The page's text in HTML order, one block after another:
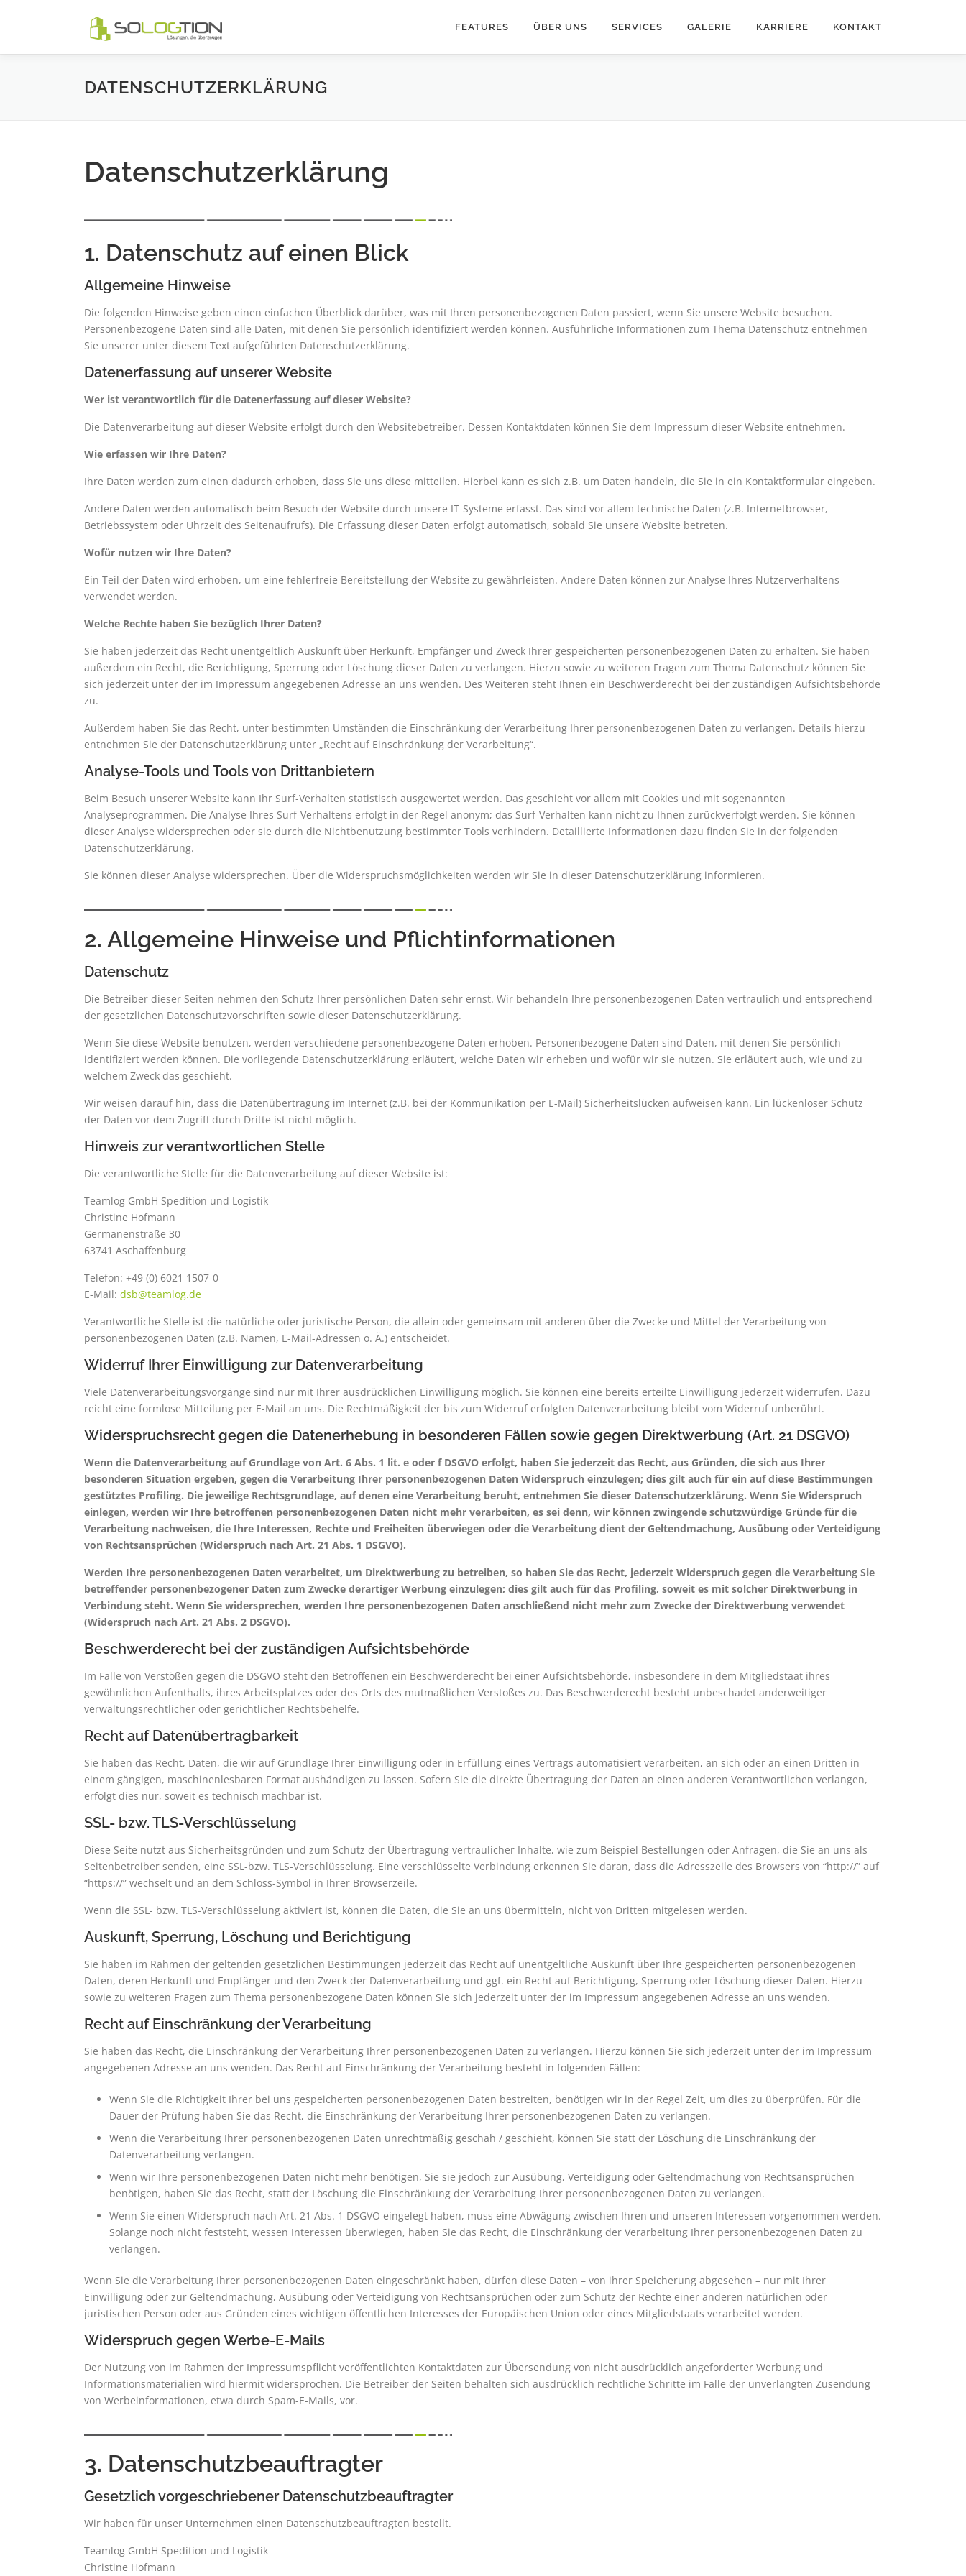
FEATURES ÜBER UNS SERVICES GALERIE KARRIERE KONTAKT
DATENSCHUTZERKLÄRUNG
Datenschutzerklärung
1. Datenschutz auf einen Blick
Allgemeine Hinweise
Die folgenden Hinweise geben einen einfachen Überblick darüber, was mit Ihren personenbezogenen Daten passiert, wenn Sie unsere Website besuchen.
Personenbezogene Daten sind alle Daten, mit denen Sie persönlich identifiziert werden können. Ausführliche Informationen zum Thema Datenschutz entnehmen
Sie unserer unter diesem Text aufgeführten Datenschutzerklärung.
Datenerfassung auf unserer Website
Wer ist verantwortlich für die Datenerfassung auf dieser Website?
Die Datenverarbeitung auf dieser Website erfolgt durch den Websitebetreiber. Dessen Kontaktdaten können Sie dem Impressum dieser Website entnehmen.
Wie erfassen wir Ihre Daten?
Ihre Daten werden zum einen dadurch erhoben, dass Sie uns diese mitteilen. Hierbei kann es sich z.B. um Daten handeln, die Sie in ein Kontaktformular eingeben.
Andere Daten werden automatisch beim Besuch der Website durch unsere IT-Systeme erfasst. Das sind vor allem technische Daten (z.B. Internetbrowser,
Betriebssystem oder Uhrzeit des Seitenaufrufs). Die Erfassung dieser Daten erfolgt automatisch, sobald Sie unsere Website betreten.
Wofür nutzen wir Ihre Daten?
Ein Teil der Daten wird erhoben, um eine fehlerfreie Bereitstellung der Website zu gewährleisten. Andere Daten können zur Analyse Ihres Nutzerverhaltens
verwendet werden.
Welche Rechte haben Sie bezüglich Ihrer Daten?
Sie haben jederzeit das Recht unentgeltlich Auskunft über Herkunft, Empfänger und Zweck Ihrer gespeicherten personenbezogenen Daten zu erhalten. Sie haben
außerdem ein Recht, die Berichtigung, Sperrung oder Löschung dieser Daten zu verlangen. Hierzu sowie zu weiteren Fragen zum Thema Datenschutz können Sie
sich jederzeit unter der im Impressum angegebenen Adresse an uns wenden. Des Weiteren steht Ihnen ein Beschwerderecht bei der zuständigen Aufsichtsbehörde
zu.
Außerdem haben Sie das Recht, unter bestimmten Umständen die Einschränkung der Verarbeitung Ihrer personenbezogenen Daten zu verlangen. Details hierzu
entnehmen Sie der Datenschutzerklärung unter „Recht auf Einschränkung der Verarbeitung“.
Analyse-Tools und Tools von Drittanbietern
Beim Besuch unserer Website kann Ihr Surf-Verhalten statistisch ausgewertet werden. Das geschieht vor allem mit Cookies und mit sogenannten
Analyseprogrammen. Die Analyse Ihres Surf-Verhaltens erfolgt in der Regel anonym; das Surf-Verhalten kann nicht zu Ihnen zurückverfolgt werden. Sie können
dieser Analyse widersprechen oder sie durch die Nichtbenutzung bestimmter Tools verhindern. Detaillierte Informationen dazu finden Sie in der folgenden
Datenschutzerklärung.
Sie können dieser Analyse widersprechen. Über die Widerspruchsmöglichkeiten werden wir Sie in dieser Datenschutzerklärung informieren.
2. Allgemeine Hinweise und Pflichtinformationen
Datenschutz
Die Betreiber dieser Seiten nehmen den Schutz Ihrer persönlichen Daten sehr ernst. Wir behandeln Ihre personenbezogenen Daten vertraulich und entsprechend
der gesetzlichen Datenschutzvorschriften sowie dieser Datenschutzerklärung.
Wenn Sie diese Website benutzen, werden verschiedene personenbezogene Daten erhoben. Personenbezogene Daten sind Daten, mit denen Sie persönlich
identifiziert werden können. Die vorliegende Datenschutzerklärung erläutert, welche Daten wir erheben und wofür wir sie nutzen. Sie erläutert auch, wie und zu
welchem Zweck das geschieht.
Wir weisen darauf hin, dass die Datenübertragung im Internet (z.B. bei der Kommunikation per E-Mail) Sicherheitslücken aufweisen kann. Ein lückenloser Schutz
der Daten vor dem Zugriff durch Dritte ist nicht möglich.
Hinweis zur verantwortlichen Stelle
Die verantwortliche Stelle für die Datenverarbeitung auf dieser Website ist:
Teamlog GmbH Spedition und Logistik
Christine Hofmann
Germanenstraße 30
63741 Aschaffenburg
Telefon: +49 (0) 6021 1507-0
E-Mail: dsb@teamlog.de
Verantwortliche Stelle ist die natürliche oder juristische Person, die allein oder gemeinsam mit anderen über die Zwecke und Mittel der Verarbeitung von
personenbezogenen Daten (z.B. Namen, E-Mail-Adressen o. Ä.) entscheidet.
Widerruf Ihrer Einwilligung zur Datenverarbeitung
Viele Datenverarbeitungsvorgänge sind nur mit Ihrer ausdrücklichen Einwilligung möglich. Sie können eine bereits erteilte Einwilligung jederzeit widerrufen. Dazu
reicht eine formlose Mitteilung per E-Mail an uns. Die Rechtmäßigkeit der bis zum Widerruf erfolgten Datenverarbeitung bleibt vom Widerruf unberührt.
Widerspruchsrecht gegen die Datenerhebung in besonderen Fällen sowie gegen Direktwerbung (Art. 21 DSGVO)
Wenn die Datenverarbeitung auf Grundlage von Art. 6 Abs. 1 lit. e oder f DSGVO erfolgt, haben Sie jederzeit das Recht, aus Gründen, die sich aus Ihrer
besonderen Situation ergeben, gegen die Verarbeitung Ihrer personenbezogenen Daten Widerspruch einzulegen; dies gilt auch für ein auf diese Bestimmungen
gestütztes Profiling. Die jeweilige Rechtsgrundlage, auf denen eine Verarbeitung beruht, entnehmen Sie dieser Datenschutzerklärung. Wenn Sie Widerspruch
einlegen, werden wir Ihre betroffenen personenbezogenen Daten nicht mehr verarbeiten, es sei denn, wir können zwingende schutzwürdige Gründe für die
Verarbeitung nachweisen, die Ihre Interessen, Rechte und Freiheiten überwiegen oder die Verarbeitung dient der Geltendmachung, Ausübung oder Verteidigung
von Rechtsansprüchen (Widerspruch nach Art. 21 Abs. 1 DSGVO).
Werden Ihre personenbezogenen Daten verarbeitet, um Direktwerbung zu betreiben, so haben Sie das Recht, jederzeit Widerspruch gegen die Verarbeitung Sie
betreffender personenbezogener Daten zum Zwecke derartiger Werbung einzulegen; dies gilt auch für das Profiling, soweit es mit solcher Direktwerbung in
Verbindung steht. Wenn Sie widersprechen, werden Ihre personenbezogenen Daten anschließend nicht mehr zum Zwecke der Direktwerbung verwendet
(Widerspruch nach Art. 21 Abs. 2 DSGVO).
Beschwerderecht bei der zuständigen Aufsichtsbehörde
Im Falle von Verstößen gegen die DSGVO steht den Betroffenen ein Beschwerderecht bei einer Aufsichtsbehörde, insbesondere in dem Mitgliedstaat ihres
gewöhnlichen Aufenthalts, ihres Arbeitsplatzes oder des Orts des mutmaßlichen Verstoßes zu. Das Beschwerderecht besteht unbeschadet anderweitiger
verwaltungsrechtlicher oder gerichtlicher Rechtsbehelfe.
Recht auf Datenübertragbarkeit
Sie haben das Recht, Daten, die wir auf Grundlage Ihrer Einwilligung oder in Erfüllung eines Vertrags automatisiert verarbeiten, an sich oder an einen Dritten in
einem gängigen, maschinenlesbaren Format aushändigen zu lassen. Sofern Sie die direkte Übertragung der Daten an einen anderen Verantwortlichen verlangen,
erfolgt dies nur, soweit es technisch machbar ist.
SSL- bzw. TLS-Verschlüsselung
Diese Seite nutzt aus Sicherheitsgründen und zum Schutz der Übertragung vertraulicher Inhalte, wie zum Beispiel Bestellungen oder Anfragen, die Sie an uns als
Seitenbetreiber senden, eine SSL-bzw. TLS-Verschlüsselung. Eine verschlüsselte Verbindung erkennen Sie daran, dass die Adresszeile des Browsers von “http://” auf
“https://” wechselt und an dem Schloss-Symbol in Ihrer Browserzeile.
Wenn die SSL- bzw. TLS-Verschlüsselung aktiviert ist, können die Daten, die Sie an uns übermitteln, nicht von Dritten mitgelesen werden.
Auskunft, Sperrung, Löschung und Berichtigung
Sie haben im Rahmen der geltenden gesetzlichen Bestimmungen jederzeit das Recht auf unentgeltliche Auskunft über Ihre gespeicherten personenbezogenen
Daten, deren Herkunft und Empfänger und den Zweck der Datenverarbeitung und ggf. ein Recht auf Berichtigung, Sperrung oder Löschung dieser Daten. Hierzu
sowie zu weiteren Fragen zum Thema personenbezogene Daten können Sie sich jederzeit unter der im Impressum angegebenen Adresse an uns wenden.
Recht auf Einschränkung der Verarbeitung
Sie haben das Recht, die Einschränkung der Verarbeitung Ihrer personenbezogenen Daten zu verlangen. Hierzu können Sie sich jederzeit unter der im Impressum
angegebenen Adresse an uns wenden. Das Recht auf Einschränkung der Verarbeitung besteht in folgenden Fällen:
Wenn Sie die Richtigkeit Ihrer bei uns gespeicherten personenbezogenen Daten bestreiten, benötigen wir in der Regel Zeit, um dies zu überprüfen. Für die
Dauer der Prüfung haben Sie das Recht, die Einschränkung der Verarbeitung Ihrer personenbezogenen Daten zu verlangen.
Wenn die Verarbeitung Ihrer personenbezogenen Daten unrechtmäßig geschah / geschieht, können Sie statt der Löschung die Einschränkung der
Datenverarbeitung verlangen.
Wenn wir Ihre personenbezogenen Daten nicht mehr benötigen, Sie sie jedoch zur Ausübung, Verteidigung oder Geltendmachung von Rechtsansprüchen
benötigen, haben Sie das Recht, statt der Löschung die Einschränkung der Verarbeitung Ihrer personenbezogenen Daten zu verlangen.
Wenn Sie einen Widerspruch nach Art. 21 Abs. 1 DSGVO eingelegt haben, muss eine Abwägung zwischen Ihren und unseren Interessen vorgenommen werden.
Solange noch nicht feststeht, wessen Interessen überwiegen, haben Sie das Recht, die Einschränkung der Verarbeitung Ihrer personenbezogenen Daten zu
verlangen.
Wenn Sie die Verarbeitung Ihrer personenbezogenen Daten eingeschränkt haben, dürfen diese Daten – von ihrer Speicherung abgesehen – nur mit Ihrer
Einwilligung oder zur Geltendmachung, Ausübung oder Verteidigung von Rechtsansprüchen oder zum Schutz der Rechte einer anderen natürlichen oder
juristischen Person oder aus Gründen eines wichtigen öffentlichen Interesses der Europäischen Union oder eines Mitgliedstaats verarbeitet werden.
Widerspruch gegen Werbe-E-Mails
Der Nutzung von im Rahmen der Impressumspflicht veröffentlichten Kontaktdaten zur Übersendung von nicht ausdrücklich angeforderter Werbung und
Informationsmaterialien wird hiermit widersprochen. Die Betreiber der Seiten behalten sich ausdrücklich rechtliche Schritte im Falle der unverlangten Zusendung
von Werbeinformationen, etwa durch Spam-E-Mails, vor.
3. Datenschutzbeauftragter
Gesetzlich vorgeschriebener Datenschutzbeauftragter
Wir haben für unser Unternehmen einen Datenschutzbeauftragten bestellt.
Teamlog GmbH Spedition und Logistik
Christine Hofmann